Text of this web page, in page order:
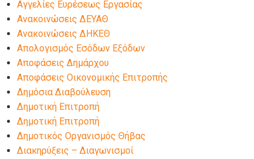
Αγγελίες Ευρέσεως Εργασίας
Ανακοινώσεις ΔΕΥΑΘ
Ανακοινώσεις ΔΗΚΕΘ
Απολογισμός Εσόδων Εξόδων
Αποφάσεις Δημάρχου
Αποφάσεις Οικονομικής Επιτροπής
Δημόσια Διαβούλευση
Δημοτική Επιτροπή
Δημοτική Επιτροπή
Δημοτικός Οργανισμός Θήβας
Διακηρύξεις – Διαγωνισμοί